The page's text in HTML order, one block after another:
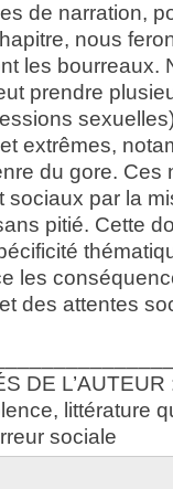
de narration,
nous
les bourreaux.
prendre
extrêmes,
du gore. Ces
sociaux par la
pitié. Cette
les
des attentes
DE
littérature
sociale